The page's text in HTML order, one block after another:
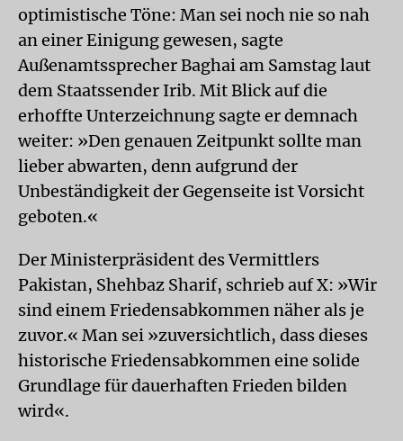
optimistische Töne: Man sei noch nie so nah
an einer Einigung gewesen, sagte
Außenamtssprecher Baghai am Samstag laut
dem Staatssender Irib. Mit Blick auf die
erhoffte Unterzeichnung sagte er demnach
weiter: »Den genauen Zeitpunkt sollte man
lieber abwarten, denn aufgrund der
Unbeständigkeit der Gegenseite ist Vorsicht
geboten.«
Der Ministerpräsident des Vermittlers
Pakistan, Shehbaz Sharif, schrieb auf X: »Wir
sind einem Friedensabkommen näher als je
zuvor.« Man sei »zuversichtlich, dass dieses
historische Friedensabkommen eine solide
Grundlage für dauerhaften Frieden bilden
wird«.